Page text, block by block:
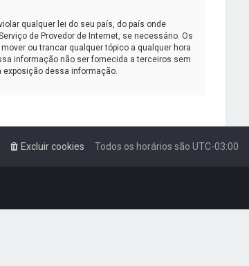
qualquer lei do seu país, do país onde
de Provedor de Internet, se necessário. Os
ou trancar qualquer tópico a qualquer hora
informação não ser fornecida a terceiros sem
exposição dessa informação.
Todos os horários são UTC-03:00
Excluir cookies